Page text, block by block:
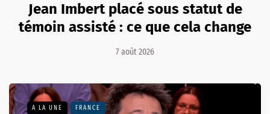
Jean Imbert placé sous statut de
témoin assisté : ce que cela change
7 août 2026
A LA UNE FRANCE